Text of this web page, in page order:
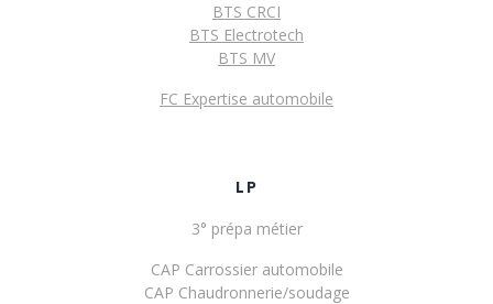
BTS CRCI
BTS Electrotech
BTS MV
FC Expertise automobile
LP
3° prépa métier
CAP Carrossier automobile
CAP Chaudronnerie/soudage